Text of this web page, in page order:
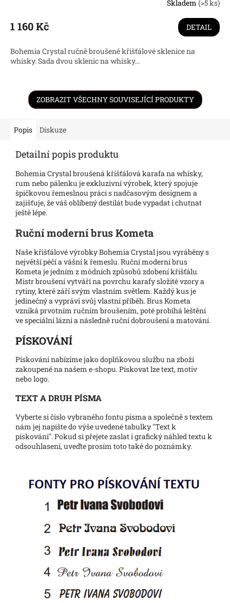
Skladem (>5 ks)
1 160 Kč DETAIL
Bohemia Crystal ručně broušené křišťálové sklenice na
whisky. Sada dvou sklenic na whisky...
ZOBRAZIT VŠECHNY SOUVISEJÍCÍ PRODUKTY
Popis Diskuze
Detailní popis produktu
Bohemia Crystal broušená křišťálová karafa na whisky,
rum nebo pálenku je exkluzivní výrobek, který spojuje
špičkovou řemeslnou práci s nadčasovým designem a
zajišťuje, že váš oblíbený destilát bude vypadat i chutnat
ještě lépe.
Ruční moderní brus Kometa
Naše křišťálové výrobky Bohemia Crystal jsou vyráběny s
největší péčí a vášní k řemeslu. Ruční moderní brus
Kometa je jedním z módních způsobů zdobení křišťálu.
Mistr broušení vytváří na povrchu karafy složité vzory a
rytiny, které září svým vlastním světlem. Každý kus je
jedinečný a vypráví svůj vlastní příběh. Brus Kometa
vzniká prvotním ručním broušením, poté probíhá leštění
ve speciální lázni a následně ruční dobroušení a matování.
PÍSKOVÁNÍ
Pískování nabízíme jako doplňkovou službu na zboží
zakoupené na našem e-shopu. Pískovat lze text, motiv
nebo logo.
TEXT A DRUH PÍSMA
Vyberte si číslo vybraného fontu písma a společně s textem
nám jej napište do výše uvedené tabulky "Text k
pískování". Pokud si přejete zaslat i grafický náhled textu k
odsouhlasení, uveďte prosím toto také do poznámky.